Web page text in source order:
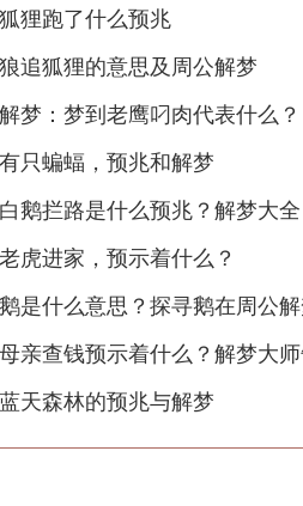
狸跑了什么预兆
追狐狸的意思及周公解梦
梦：梦到老鹰叼肉代表什么？
只蝙蝠，预兆和解梦
鹅拦路是什么预兆？解梦大全
虎进家，预示着什么？
是什么意思？探寻鹅在周公
亲查钱预示着什么？解梦大
天森林的预兆与解梦